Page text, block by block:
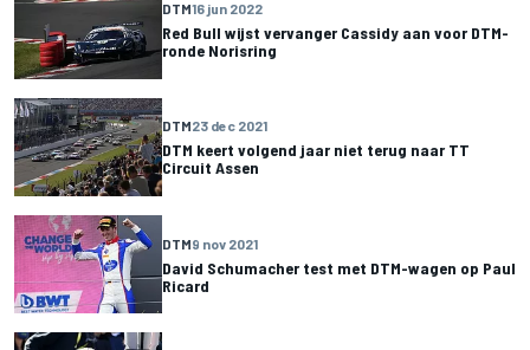
DTM16 jun 2022
Red Bull wijst vervanger Cassidy aan voor DTM-
ronde Norisring
DTM23 dec 2021
DTM keert volgend jaar niet terug naar TT
Circuit Assen
DTM9 nov 2021
David Schumacher test met DTM-wagen op Paul
Ricard